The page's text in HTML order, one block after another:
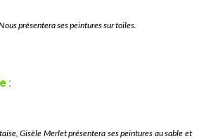
présentera ses peintures sur toiles.
:
Gisèle Merlet présentera ses peintures au sable et